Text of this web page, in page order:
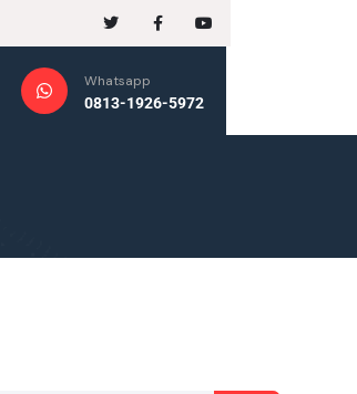
Whatsapp
0813-1926-5972